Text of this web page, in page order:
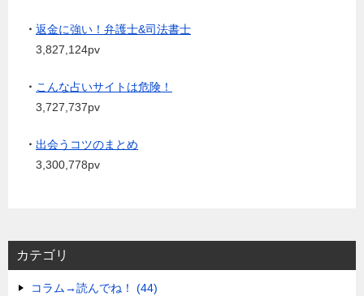
・ 返金に強い！弁護士&司法書士
3,827,124pv
・ こんな占いサイトは危険！
3,727,737pv
・ 出会うコツのまとめ
3,300,778pv
カテゴリ
コラム→読んでね！ (44)